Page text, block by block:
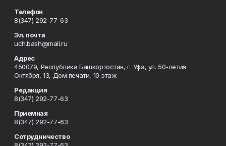
Телефон
8(347) 292-77-63
Эл. почта
uch.bash@mail.ru
Адрес
450079, Республика Башкортостан, г. Уфа, ул. 50-летия
Октября, 13, Дом печати, 10 этаж
Редакция
8(347) 292-77-63
Приемная
8(347) 292-77-63
Сотрудничество